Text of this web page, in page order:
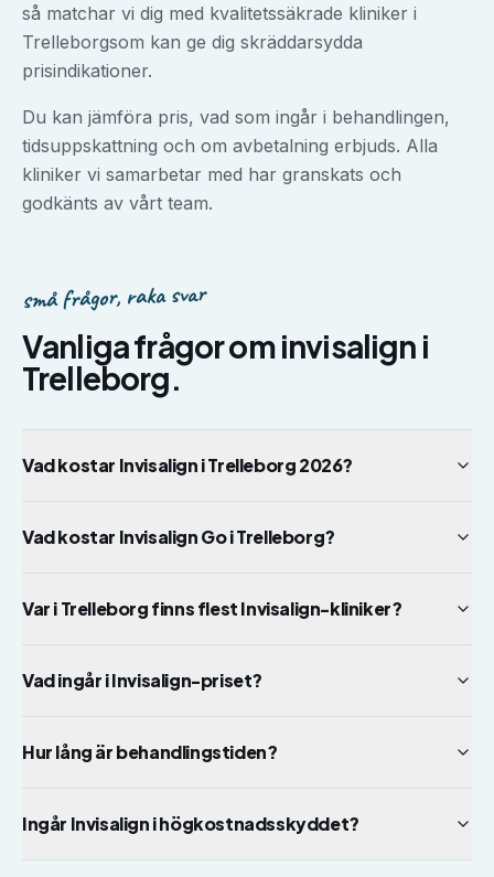
så matchar vi dig med kvalitetssäkrade kliniker i
Trelleborgsom kan ge dig skräddarsydda
prisindikationer.
Du kan jämföra pris, vad som ingår i behandlingen,
tidsuppskattning och om avbetalning erbjuds. Alla
kliniker vi samarbetar med har granskats och
godkänts av vårt team.
små frågor, raka svar
Vanliga frågor ominvisalign i
Trelleborg.
Vad kostar Invisalign i Trelleborg 2026?
Vad kostar Invisalign Go i Trelleborg?
Var i Trelleborg finns flest Invisalign-kliniker?
Vad ingår i Invisalign-priset?
Hur lång är behandlingstiden?
Ingår Invisalign i högkostnadsskyddet?